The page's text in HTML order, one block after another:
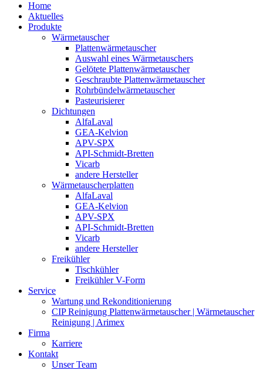
Home
Aktuelles
Produkte
Wärmetauscher
Plattenwärmetauscher
Auswahl eines Wärmetauschers
Gelötete Plattenwärmetauscher
Geschraubte Plattenwärmetauscher
Rohrbündelwärmetauscher
Pasteurisierer
Dichtungen
AlfaLaval
GEA-Kelvion
APV-SPX
API-Schmidt-Bretten
Vicarb
andere Hersteller
Wärmetauscherplatten
AlfaLaval
GEA-Kelvion
APV-SPX
API-Schmidt-Bretten
Vicarb
andere Hersteller
Freikühler
Tischkühler
Freikühler V-Form
Service
Wartung und Rekonditionierung
CIP Reinigung Plattenwärmetauscher | Wärmetauscher
Reinigung | Arimex
Firma
Karriere
Kontakt
Unser Team